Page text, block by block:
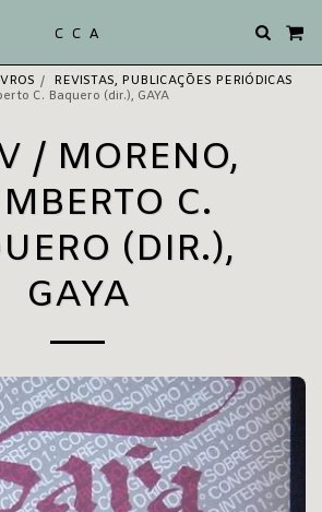
C C A
REVISTAS, PUBLICAÇÕES PERIÓDICAS
C. Baquero (dir.), GAYA
/ MORENO,
C.
(DIR.),
GAYA